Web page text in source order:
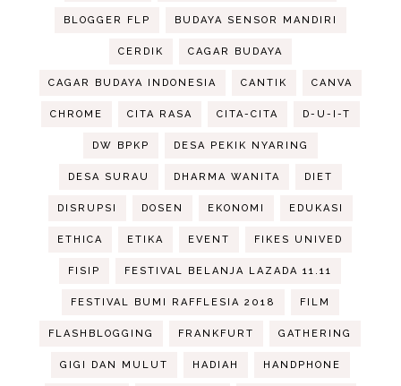
BLOGGER FLP BUDAYA SENSOR MANDIRI
CERDIK CAGAR BUDAYA
CAGAR BUDAYA INDONESIA CANTIK CANVA
CHROME CITA RASA CITA-CITA D-U-I-T
DW BPKP DESA PEKIK NYARING
DESA SURAU DHARMA WANITA DIET
DISRUPSI DOSEN EKONOMI EDUKASI
ETHICA ETIKA EVENT FIKES UNIVED
FISIP FESTIVAL BELANJA LAZADA 11.11
FESTIVAL BUMI RAFFLESIA 2018 FILM
FLASHBLOGGING FRANKFURT GATHERING
GIGI DAN MULUT HADIAH HANDPHONE